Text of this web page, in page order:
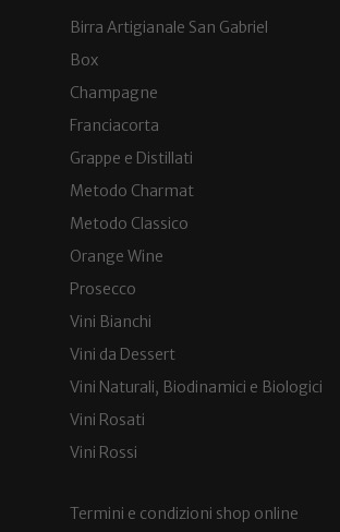
Birra Artigianale San Gabriel
Box
Champagne
Franciacorta
Grappe e Distillati
Metodo Charmat
Metodo Classico
Orange Wine
Prosecco
Vini Bianchi
Vini da Dessert
Vini Naturali, Biodinamici e Biologici
Vini Rosati
Vini Rossi
Termini e condizioni shop online